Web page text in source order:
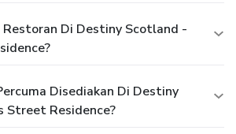
Di Destiny Scotland -
Disediakan Di Destiny
Street Residence?